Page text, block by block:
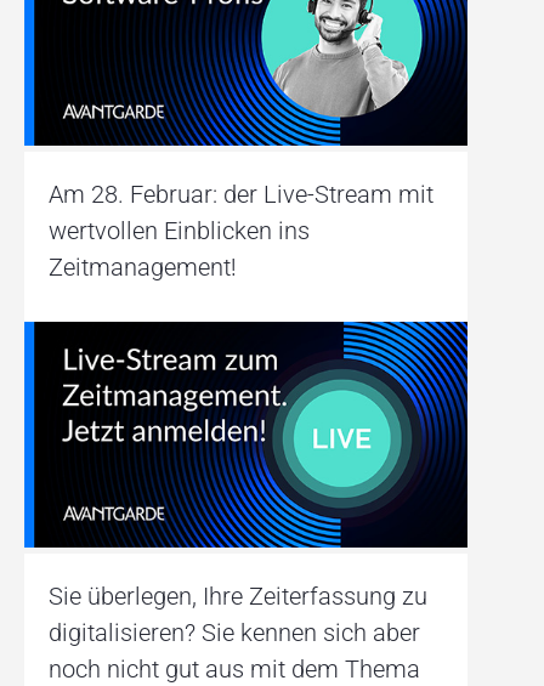
Am 28. Februar: der Live-Stream mit
wertvollen Einblicken ins
Zeitmanagement!
Sie überlegen, Ihre Zeiterfassung zu
digitalisieren? Sie kennen sich aber
noch nicht gut aus mit dem Thema